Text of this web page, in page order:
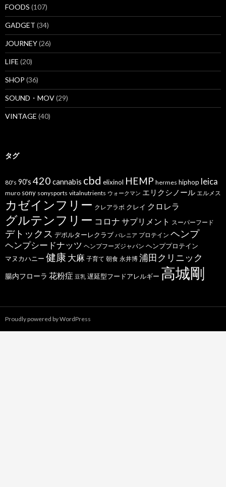
FOODS (107)
GADGET (34)
JOURNEY(26)
LIFE (20)
SHOP (36)
SOUND・MOV(29)
VINTAGE (40)
タグ
80's 90's 420 cannabis cbd elixinol HEMP hermes hiphop leica
muro sony sonysports vitalnutrients ウォークマン エリクシノール エルメス
カゼインフリー クレアラボ クレイ クロレラ
グルテンフリー コロナ サプリメント スーパーフード
デトックス デポルターレクラブ バレニア プロテイン ヘンプ
ヘンプシードナッツ ヘンプフーズジャパン ヘンププロテイン
マヌカハニー 健康 大麻 子育て 朝食 永井博 浦田クリニック
腸内フローラ 花粉症 豆乳 遅延型フードアレルギー 高城剛
Proudly powered by WordPress